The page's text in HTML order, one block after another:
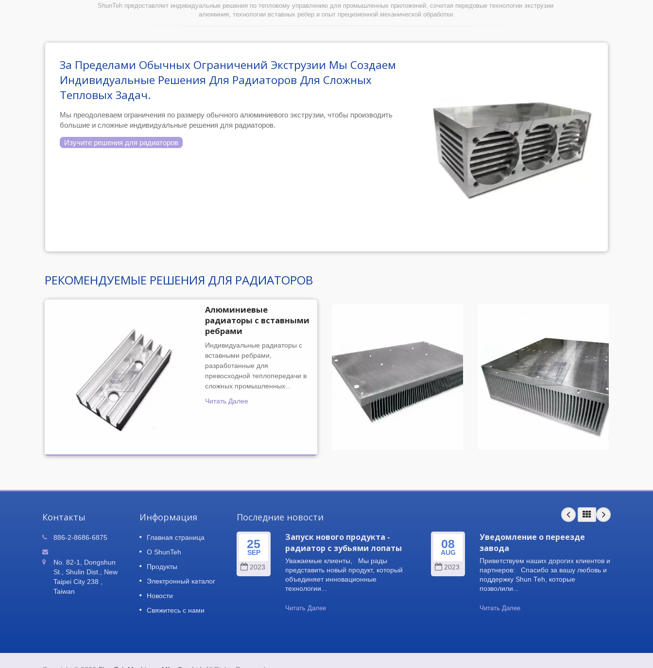
ShunTeh предоставляет индивидуальные решения по тепловому управлению для промышленных приложений, сочетая передовые технологии экструзии
алюминия, технологии вставных ребер и опыт прецизионной механической обработки.
За Пределами Обычных Ограничений Экструзии Мы Создаем
Индивидуальные Решения Для Радиаторов Для Сложных
Тепловых Задач.
Мы преодолеваем ограничения по размеру обычного алюминиевого экструзии, чтобы производить
большие и сложные индивидуальные решения для радиаторов.
Изучите решения для радиаторов
РЕКОМЕНДУЕМЫЕ РЕШЕНИЯ ДЛЯ РАДИАТОРОВ
Алюминиевые
радиаторы с вставными
ребрами
Индивидуальные радиаторы с
вставными ребрами,
разработанные для
превосходной теплопередачи в
сложных промышленных...
Читать Далее
Контакты
886-2-8686-6875
No. 82-1, Dongshun
St., Shulin Dist., New
Taipei City 238 ,
Taiwan
Информация
Главная страница
О ShunTeh
Продукты
Электронный каталог
Новости
Свяжитесь с нами
Последние новости
08
Уведомление о переезде
Приветствуем наших дорогих клиентов и
партнеров: Спасибо за вашу любовь и
поддержку Shun Teh, которые
25
SEP
2023
Запуск нового продукта -
радиатор с зубьями лопаты
Уважаемые клиенты, Мы рады
представить новый продукт, который
объединяет инновационные
технологии...
Читать Далее
08
AUG
2023
Уведомление о переезде
завода
Приветствуем наших дорогих клиентов и
партнеров: Спасибо за вашу любовь и
поддержку Shun Teh, которые
позволили...
Читать Далее